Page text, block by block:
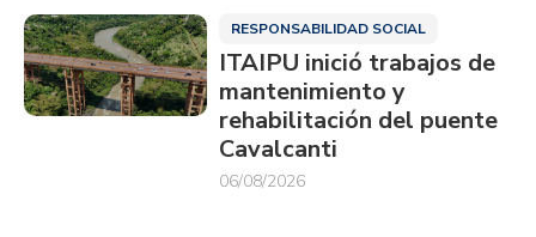
RESPONSABILIDAD SOCIAL
ITAIPU inició trabajos de
mantenimiento y
rehabilitación del puente
Cavalcanti
06/08/2026